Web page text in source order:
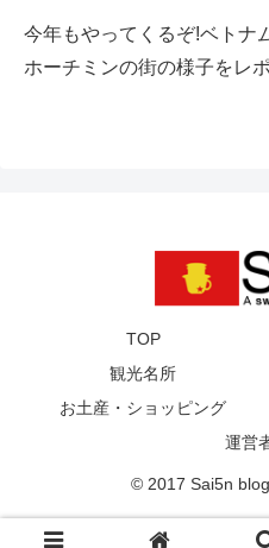
今年もやってくるぞ!ベトナ
ホーチミンの街の様子をレポ
TOP
観光名所
お土産・ショッピング
運営
© 2017 Sai5n